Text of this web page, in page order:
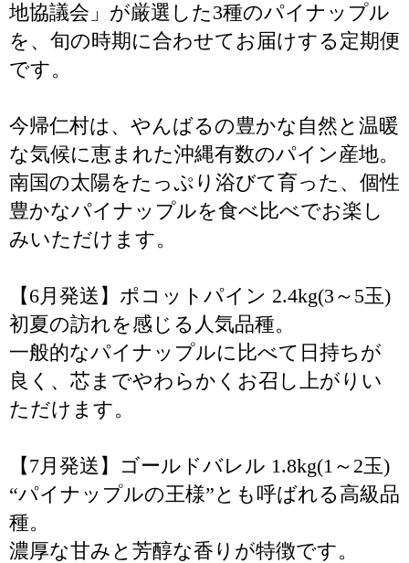
地協議会」が厳選した3種のパイナップル
を、旬の時期に合わせてお届けする定期便
です。
今帰仁村は、やんばるの豊かな自然と温暖
な気候に恵まれた沖縄有数のパイン産地。
南国の太陽をたっぷり浴びて育った、個性
豊かなパイナップルを食べ比べでお楽し
みいただけます。
【6月発送】ポコットパイン 2.4kg(3～5玉)
初夏の訪れを感じる人気品種。
一般的なパイナップルに比べて日持ちが
良く、芯までやわらかくお召し上がりい
ただけます。
【7月発送】ゴールドバレル 1.8kg(1～2玉)
“パイナップルの王様”とも呼ばれる高級品
種。
濃厚な甘みと芳醇な香りが特徴です。